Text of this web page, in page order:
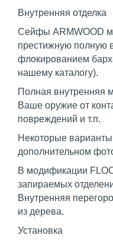
Внутренняя отделка
Сейфы ARMWOOD
престижную полную
флокированием
нашему каталогу).
Полная внутренняя
Ваше оружие от
повреждений и т.п.
Некоторые
дополнительном
В модификации
запираемых
Внутренняя
из дерева.
Установка